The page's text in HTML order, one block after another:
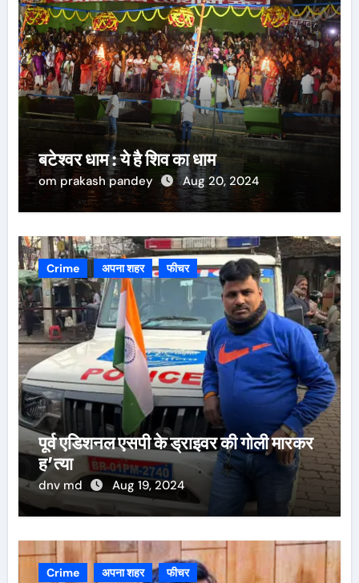
बटेश्वर धाम : ये है शिव का धाम
om prakash pandey Aug 20, 2024
Crime अपना शहर फीचर
पूर्व एडिशनल एसपी के ड्राइवर की गोली मारकर
ह’त्या
dnv md Aug 19, 2024
Crime अपना शहर फीचर